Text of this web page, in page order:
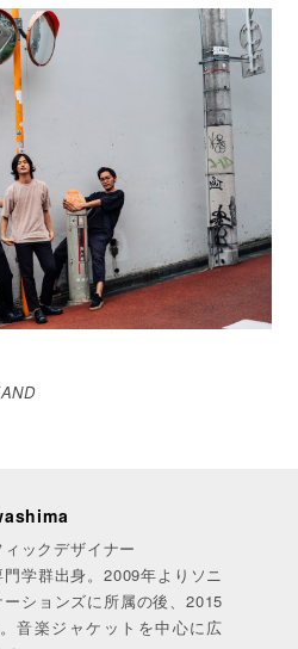
ックデザイナー
学群出身。2009年よりソニ
ションズに所属の後、2015
音楽ジャケットを中心に広